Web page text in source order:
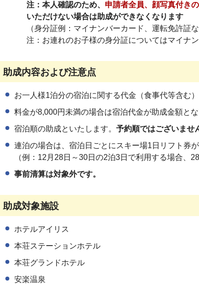
注：本人確認のため、 申請者全員、顔写真付き
いただけない場合は助成ができなくなります
（身分証例：マイナンバーカード、運転免許証
注：お連れのお子様の身分証についてはマイナ
助成内容および注意点
お一人様1泊分の宿泊に関する代金（食事代等含む
料金が8,000円未満の場合は宿泊代金が助成金額とな
宿泊順の助成といたします。 予約順ではございませ
連泊の場合は、宿泊日ごとにスキー場1日リフト券が
（例：12月28日～30日の2泊3日で利用する場合、
事前清算は対象外です。
助成対象施設
ホテルアイリス
本荘ステーションホテル
本荘グランドホテル
安楽温泉